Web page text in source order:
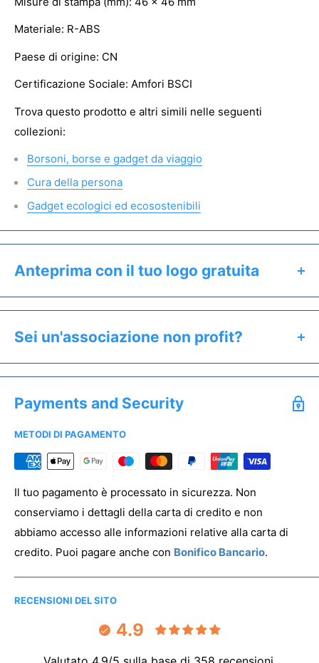
Materiale: R-ABS
Paese di origine: CN
Certificazione Sociale: Amfori BSCI
Trova questo prodotto e altri simili nelle seguenti
collezioni:
Borsoni, borse e gadget da viaggio
Cura della persona
Gadget ecologici ed ecosostenibili
Anteprima con il tuo logo gratuita
Clicca il pulsante "Preventivo & Anteprima" per:
Calcolare il prezzo esatto del prodotto
Salvare un preventivo
Acquistare campioni senza stampa
Sei un'associazione non profit?
Se sei un'associazione non profit hai diritto a prezzi
Terzo Settore.
Per registrare la tua associazione clicca
Payments and Security
METODI DI PAGAMENTO
Il tuo pagamento è processato in sicurezza. Non
conserviamo i dettagli della carta di credito e non
abbiamo accesso alle informazioni relative alla carta di
credito. Puoi pagare anche con Bonifico Bancario.
RECENSIONI DEL SITO
4.9